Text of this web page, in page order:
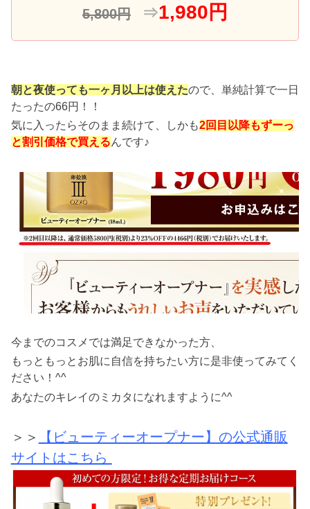
5,800円 ⇒1,980円
朝と夜使っても一ヶ月以上は使えたので、単純計算で一日
たったの66円！！
気に入ったらそのまま続けて、しかも2回目以降もずーっ
と割引価格で買えるんです♪
今までのコスメでは満足できなかった方、
もっともっとお肌に自信を持ちたい方に是非使ってみてく
ださい！^^
あなたのキレイのミカタになれますように^^
＞＞
【ビューティーオープナー】の公式通販
サイトはこちら